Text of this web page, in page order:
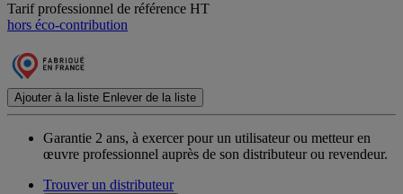
Tarif professionnel de référence HT
hors éco-contribution
Ajouter à la liste Enlever de la liste
Garantie 2 ans, à exercer pour un utilisateur ou metteur en
œuvre professionnel auprès de son distributeur ou revendeur.
Trouver un distributeur